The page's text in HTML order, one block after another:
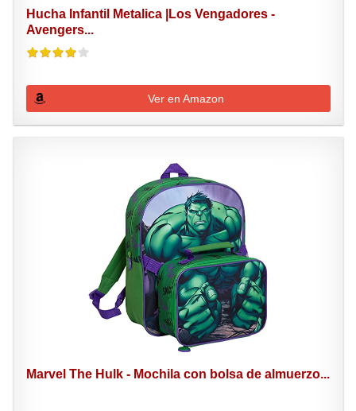
Hucha Infantil Metalica |Los Vengadores -
Avengers...
Ver en Amazon
Marvel The Hulk - Mochila con bolsa de almuerzo...